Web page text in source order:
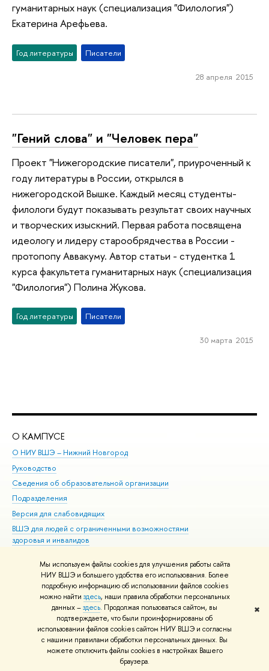
Мы используем файлы cookies для улучшения работы сайта
НИУ ВШЭ и большего удобства его использования. Более
подробную информацию об использовании файлов cookies
можно найти здесь, наши правила обработки персональных
данных –здесь. Продолжая пользоваться сайтом, вы
подтверждаете, что были проинформированы об
использовании файлов cookies сайтом НИУ ВШЭ и согласны
с нашими правилами обработки персональных данных. Вы
можете отключить файлы cookies в настройках Вашего
браузера.
✖
гуманитарных наук (специализация "Филология")
Екатерина Арефьева.
Год литературы Писатели
28 апреля 2015
"Гений слова" и "Человек пера"
Проект "Нижегородские писатели", приуроченный к
году литературы в России, открылся в
нижегородской Вышке. Каждый месяц студенты-
филологи будут показывать результат своих научных
и творческих изыскний. Первая работа посвящена
идеологу и лидеру старообрядчества в России -
протопопу Аввакуму. Автор статьи - студентка 1
курса факультета гуманитарных наук (специализация
"Филология") Полина Жукова.
Год литературы Писатели
30 марта 2015
О КАМПУСЕ
О НИУ ВШЭ – Нижний Новгород
Руководство
Сведения об образовательной организации
Подразделения
Версия для слабовидящих
ВШЭ для людей с ограниченными возможностями
здоровья и инвалидов
© НИУ ВШЭ 1993–2026 Адреса и контакты Условия использования
материалов Политика конфиденциальности Карта сайта
Шрифты HSE Sans и HSE Slab разработаны вШколе дизайна НИУ ВШЭ